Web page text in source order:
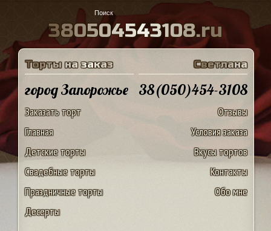
380504543108.ru
Торты на заказ
город Запорожье
Заказать торт
Главная
Детские торты
Свадебные торты
Праздничные торты
Десерты
Светлана
38(050)454-3108
Отзывы
Условия заказа
Вкусы тортов
Контакты
Обо мне